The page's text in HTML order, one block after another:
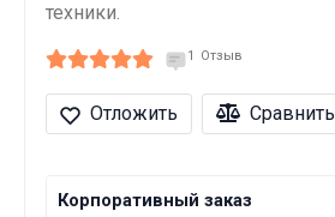
техники.
1 Отзыв
Отложить Сравнить
Корпоративный заказ